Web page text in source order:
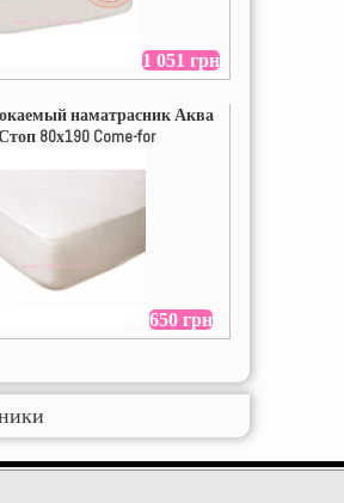
1 051 грн
наматрасник Аква
80х190 Come-for
650 грн